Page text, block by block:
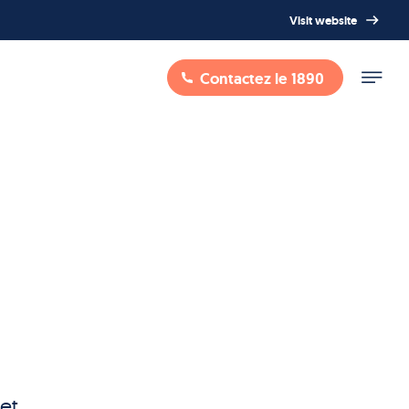
Visit website
Contactez le 1890